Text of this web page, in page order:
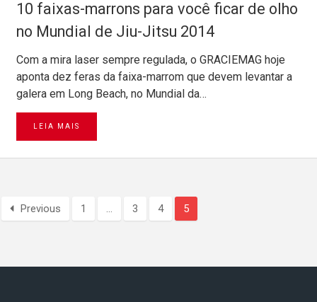
10 faixas-marrons para você ficar de olho
no Mundial de Jiu-Jitsu 2014
Com a mira laser sempre regulada, o GRACIEMAG hoje
aponta dez feras da faixa-marrom que devem levantar a
galera em Long Beach, no Mundial da…
LEIA MAIS
Previous 1 … 3 4 5